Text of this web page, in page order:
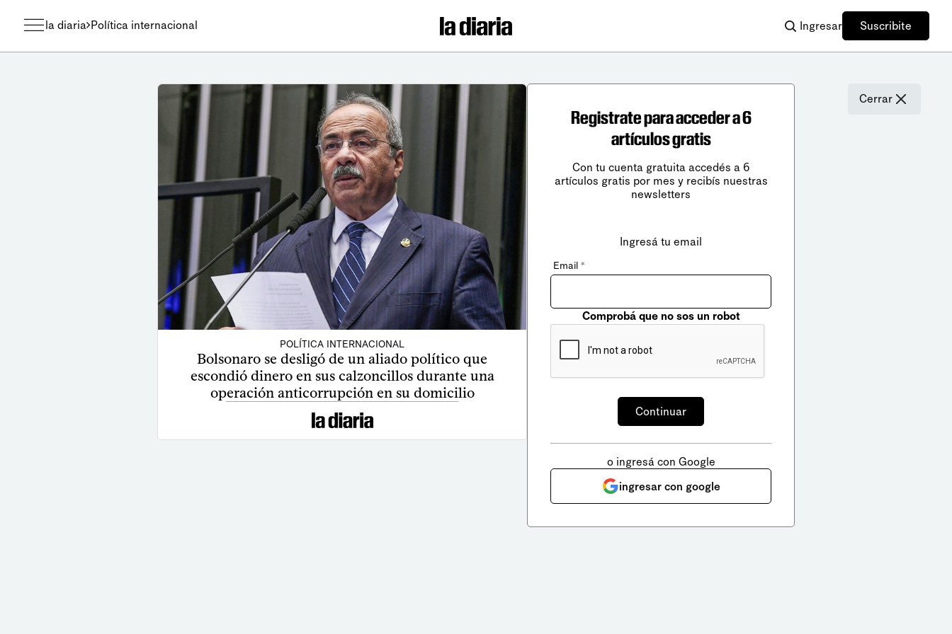
la diaria Política internacional Ingresar Suscribite
POLÍTICA INTERNACIONAL
Bolsonaro se desligó de un aliado político que
escondió dinero en sus calzoncillos durante una
operación anticorrupción en su domicilio
Cerrar
Registrate para acceder a 6
artículos gratis
Con tu cuenta gratuita accedés a 6
artículos gratis por mes y recibís nuestras
newsletters
Ingresá tu email
Email *
Comprobá que no sos un robot
o ingresá con Google
ingresar con google